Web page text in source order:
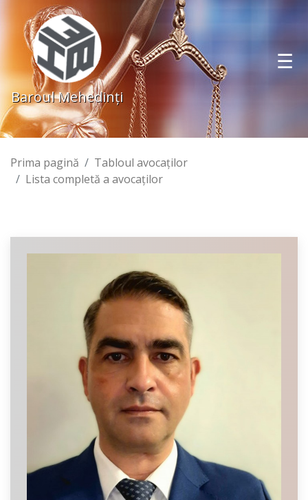
Baroul Mehedinţi
Prima pagină
Tabloul avocaţilor
Lista completă a avocaţilor